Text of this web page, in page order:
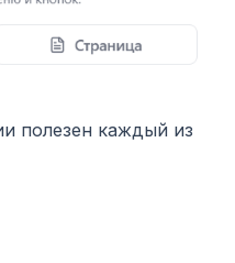
полезен каждый из